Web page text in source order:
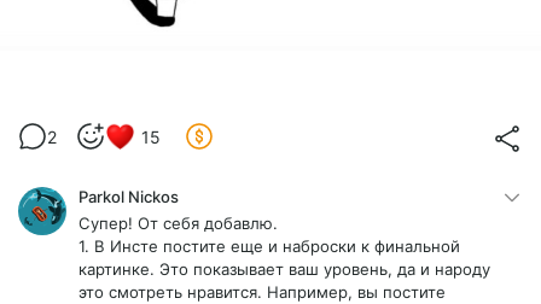
2 15
Parkol Nickos
Супер! От себя добавлю.
1. В Инсте постите еще и наброски к финальной
картинке. Это показывает ваш уровень, да и народу
это смотреть нравится. Например, вы постите